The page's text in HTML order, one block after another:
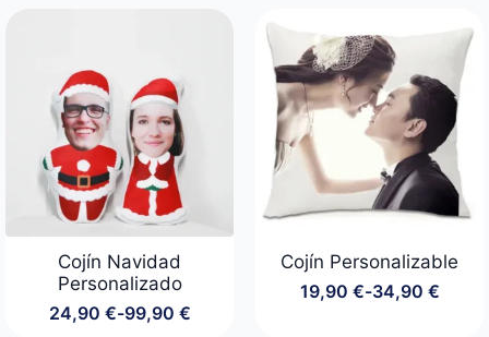
desde
49,90 €
hasta
89,90 €
Cojín Navidad
Personalizado
24,90 €-99,90 €
Rango
Cojín Personalizable
19,90 €-34,90 €
Rango